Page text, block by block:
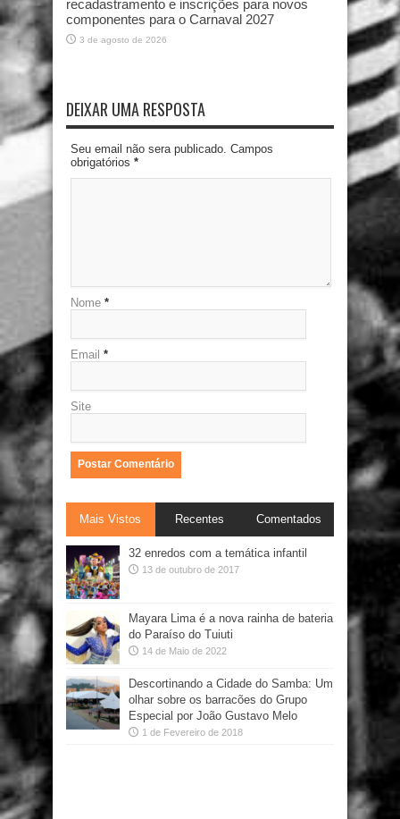
recadastramento e inscrições para novos
componentes para o Carnaval 2027
3 de agosto de 2026
DEIXAR UMA RESPOSTA
Seu email não sera publicado. Campos
obrigatórios *
Nome *
Email *
Site
Mais Vistos Recentes Comentados
32 enredos com a temática infantil
13 de outubro de 2017
Mayara Lima é a nova rainha de bateria
do Paraíso do Tuiuti
14 de Maio de 2022
Descortinando a Cidade do Samba: Um
olhar sobre os barracões do Grupo
Especial por João Gustavo Melo
1 de Fevereiro de 2018